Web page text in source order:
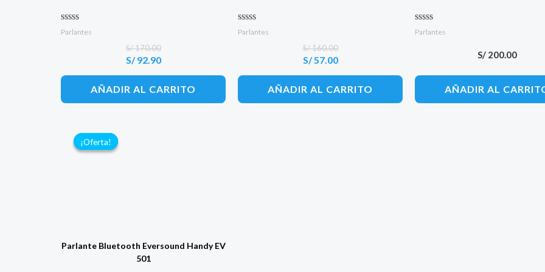
Valorado con
Parlantes
S/170.00
El
precio
original
S/92.90
El
precio
actual
AÑADIR AL CARRITO
Valorado con
Parlantes
S/160.00
El
precio
original
S/57.00
El
precio
actual
AÑADIR AL CARRITO
Valorado con
Parlantes
S/ 200.00
AÑADIR AL
¡Oferta!
¡Oferta!
Parlante Bluetooth Eversound Handy EV
501